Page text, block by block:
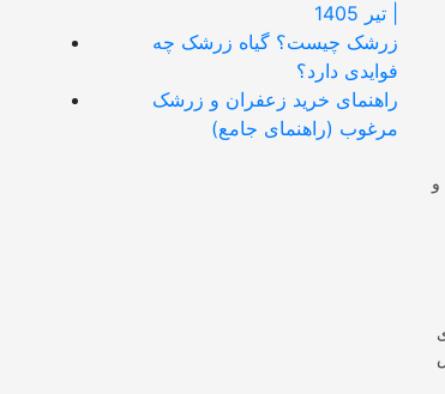
| تیر 1405
زرشک چیست؟ گیاه زرشک چه
فوایدی دارد؟
راهنمای خرید زعفران و زرشک
مرغوب (راهنمای جامع)
و